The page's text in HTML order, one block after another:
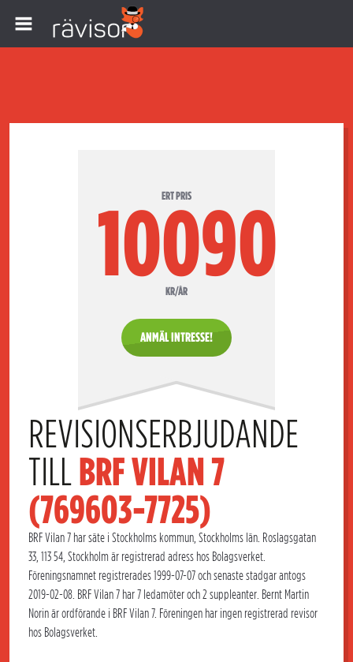
ERT PRIS
10090
KR/ÅR
ANMÄL INTRESSE!
REVISIONSERBJUDANDE
TILL BRF VILAN 7
(769603-7725)
BRF Vilan 7 har säte i Stockholms kommun, Stockholms län. Roslagsgatan
33, 113 54, Stockholm är registrerad adress hos Bolagsverket.
Föreningsnamnet registrerades 1999-07-07 och senaste stadgar antogs
2019-02-08. BRF Vilan 7 har 7 ledamöter och 2 suppleanter. Bernt Martin
Norin är ordförande i BRF Vilan 7. Föreningen har ingen registrerad revisor
hos Bolagsverket.